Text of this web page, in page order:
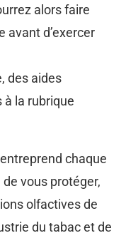
alors faire
avant d’exercer
des aides
à la rubrique
chaque
vous protéger,
olfactives de
du tabac et de